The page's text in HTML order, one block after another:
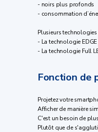
- noirs plus profonds
- consommation
Plusieurs technologies
- La technologie
- La technologie Full
Fonction de
Projetez votre
Afficher de manière
C'est un besoin de
Plutôt que de